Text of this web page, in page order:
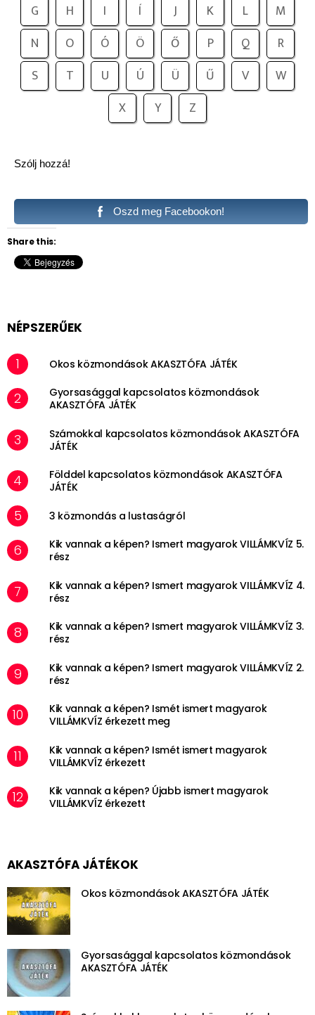
G
H I Í J K L
M
N
O Ó Ö Ő P Q
R
S
T U Ú Ü Ű V
W
X
Y Z
Szólj hozzá!
Oszd meg Facebookon!
Share this:
NÉPSZERŰEK
Okos közmondások AKASZTÓFA JÁTÉK
Gyorsasággal kapcsolatos közmondások
AKASZTÓFA JÁTÉK
Számokkal kapcsolatos közmondások AKASZTÓFA
JÁTÉK
Földdel kapcsolatos közmondások AKASZTÓFA
JÁTÉK
3 közmondás a lustaságról
Kik vannak a képen? Ismert magyarok VILLÁMKVÍZ 5.
rész
Kik vannak a képen? Ismert magyarok VILLÁMKVÍZ 4.
rész
Kik vannak a képen? Ismert magyarok VILLÁMKVÍZ 3.
rész
Kik vannak a képen? Ismert magyarok VILLÁMKVÍZ 2.
rész
Kik vannak a képen? Ismét ismert magyarok
VILLÁMKVÍZ érkezett meg
Kik vannak a képen? Ismét ismert magyarok
VILLÁMKVÍZ érkezett
Kik vannak a képen? Újabb ismert magyarok
VILLÁMKVÍZ érkezett
AKASZTÓFA JÁTÉKOK
Okos közmondások AKASZTÓFA JÁTÉK
Gyorsasággal kapcsolatos közmondások
AKASZTÓFA JÁTÉK